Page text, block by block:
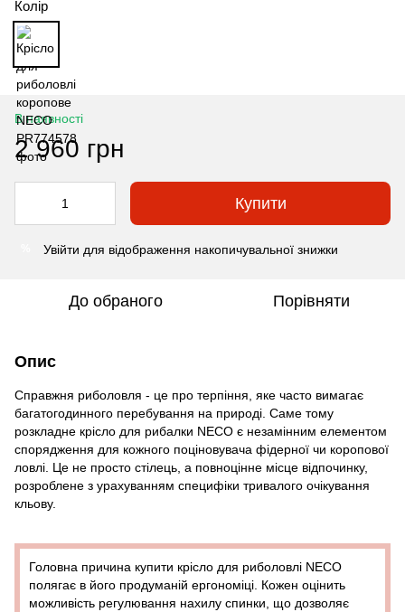
Колір
В наявності
2 960 грн
Купити
Увійти для відображення накопичувальної знижки
До обраного Порівняти
Опис
Справжня риболовля - це про терпіння, яке часто вимагає
багатогодинного перебування на природі. Саме тому
розкладне крісло для рибалки NECO є незамінним елементом
спорядження для кожного поціновувача фідерної чи коропової
ловлі. Це не просто стілець, а повноцінне місце відпочинку,
розроблене з урахуванням специфіки тривалого очікування
кльову.
Головна причина купити крісло для риболовлі NECO
полягає в його продуманій ергономіці. Кожен оцінить
можливість регулювання нахилу спинки, що дозволяє